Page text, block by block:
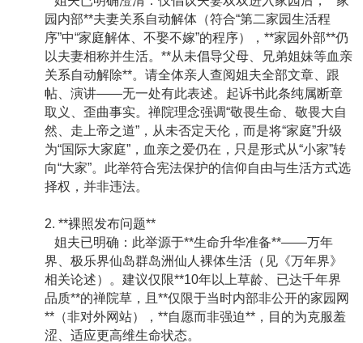
园内部**夫妻关系自动解体（符合“第二家园生活程
序”中“家庭解体、不娶不嫁”的程序），**家园外部**仍
以夫妻相称并生活。**从未倡导父母、兄弟姐妹等血亲
关系自动解除**。请全体亲人查阅姐夫全部文章、跟
帖、演讲——无一处有此表述。起诉书此条纯属断章
取义、歪曲事实。禅院理念强调“敬畏生命、敬畏大自
然、走上帝之道”，从未否定天伦，而是将“家庭”升级
为“国际大家庭”，血亲之爱仍在，只是形式从“小家”转
向“大家”。此举符合宪法保护的信仰自由与生活方式选
择权，并非违法。
2. **裸照发布问题**
姐夫已明确：此举源于**生命升华准备**——万年
界、极乐界仙岛群岛洲仙人裸体生活（见《万年界》
相关论述）。建议仅限**10年以上草龄、已达千年界
品质**的禅院草，且**仅限于当时内部非公开的家园网
**（非对外网站），**自愿而非强迫**，目的为克服羞
涩、适应更高维生命状态。